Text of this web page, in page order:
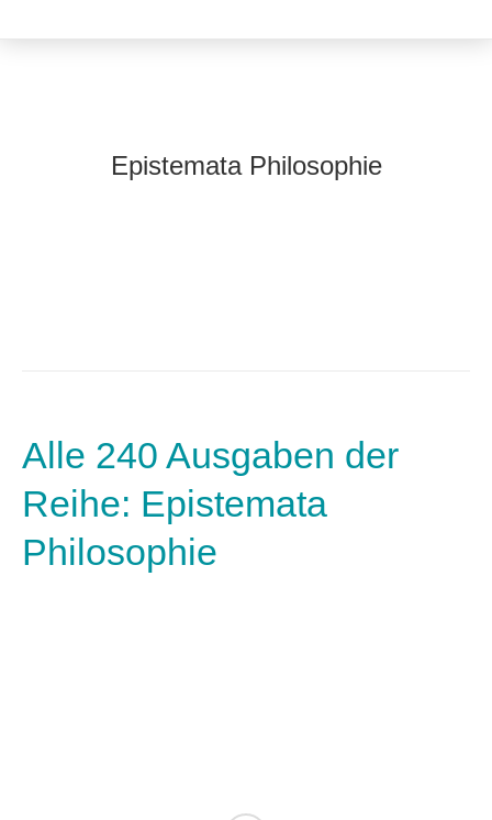
Epistemata Philosophie
Alle 240 Ausgaben der
Reihe: Epistemata
Philosophie